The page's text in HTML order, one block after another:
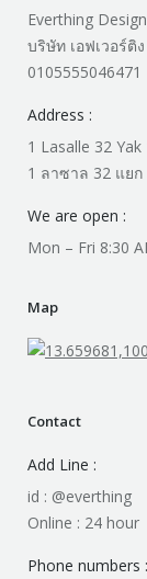
Everthing
บริษัท เอฟเวอร์ติ
0105555046471
Address :
1 Lasalle 32
1 ลาซาล 32 แยก
We are open :
Mon – Fri 8:30
Map
Contact
Add Line :
id : @everthing
Online : 24 hour
Phone numbers :